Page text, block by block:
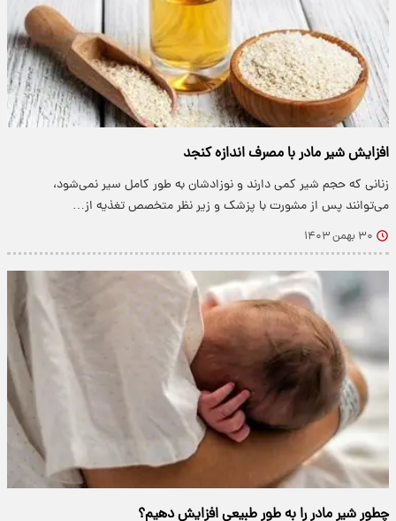
افزایش شیر مادر با مصرف اندازه کنجد
زنانی که حجم شیر کمی دارند و نوزادشان به طور کامل سیر نمی‌شود،
می‌توانند پس از مشورت با پزشک و زیر نظر متخصص تغذیه از…
۳۰ بهمن ۱۴۰۳
چطور شیر مادر را به طور طبیعی افزایش دهیم؟